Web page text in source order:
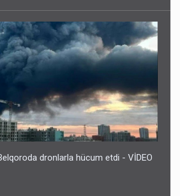
dronlarla hücum etdi - VİDEO